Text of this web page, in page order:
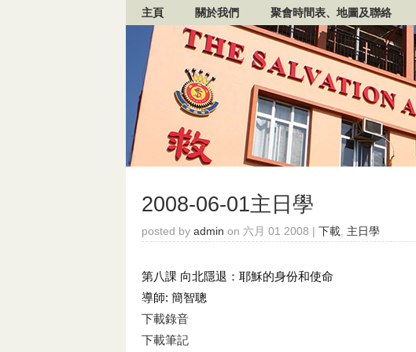
主頁 關於我們 聚會時間表、地圖及聯絡
2008-06-01主日學
posted by admin on 六月 01 2008 | 下載, 主日學
第八課 向北隱退：耶穌的身份和使命
導師: 簡智聰
下載錄音
下載筆記